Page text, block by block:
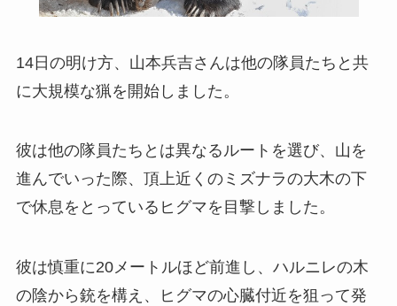
14日の明け方、山本兵吉さんは他の隊員たちと共
に大規模な猟を開始しました。
彼は他の隊員たちとは異なるルートを選び、山を
進んでいった際、頂上近くのミズナラの大木の下
で休息をとっているヒグマを目撃しました。
彼は慎重に20メートルほど前進し、ハルニレの木
の陰から銃を構え、ヒグマの心臓付近を狙って発